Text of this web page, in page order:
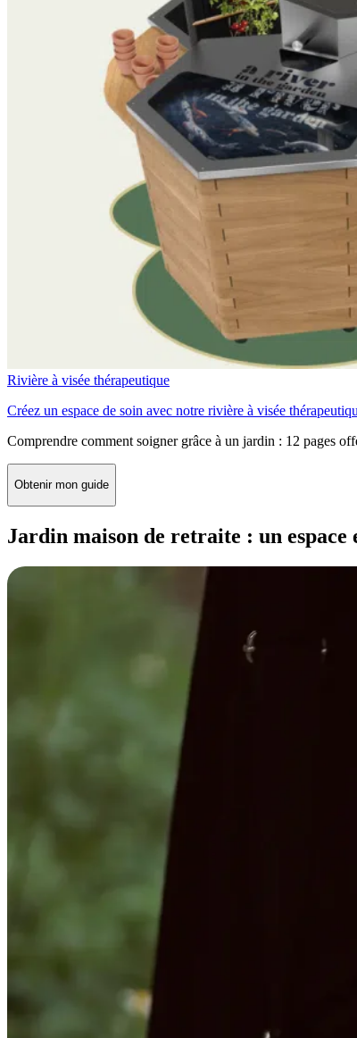
Rivière à visée thérapeutique
Créez un espace de soin avec notre rivière à visée
Comprendre comment soigner grâce à un jardin : 12 pages
Obtenir mon guide
Jardin maison de retraite : un espace